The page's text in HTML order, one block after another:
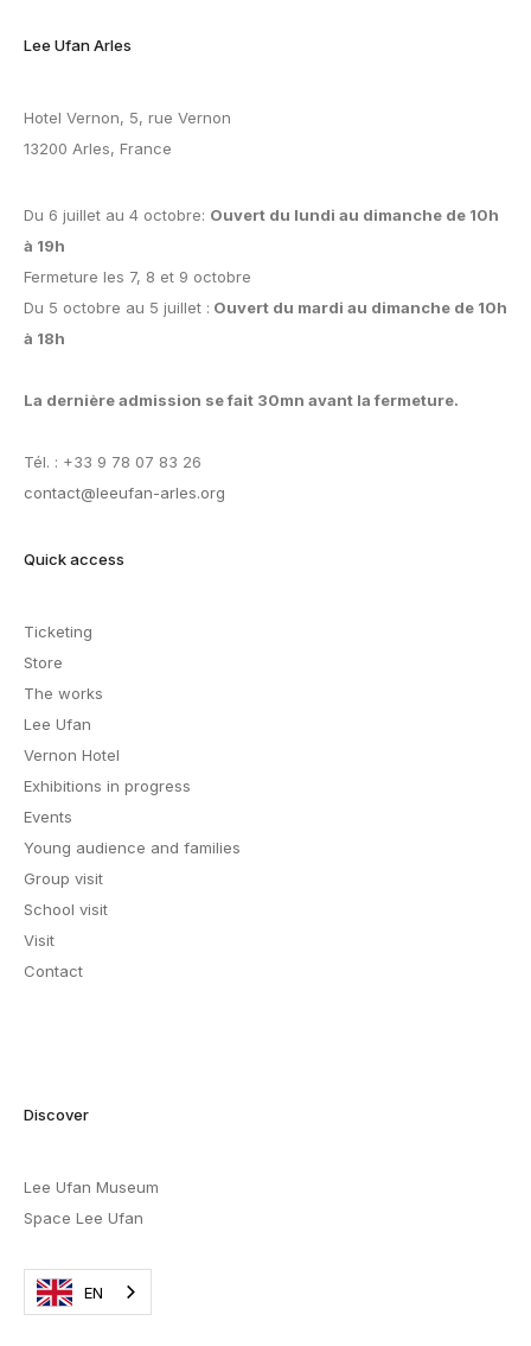
Lee Ufan Arles
Hotel Vernon, 5, rue Vernon
13200 Arles, France
Du 6 juillet au 4 octobre: Ouvert du lundi au dimanche de 10h
à 19h
Fermeture les 7, 8 et 9 octobre
Du 5 octobre au 5 juillet : Ouvert du mardi au dimanche de 10h
à 18h
La dernière admission se fait 30mn avant la fermeture.
Tél. : +33 9 78 07 83 26
contact@leeufan-arles.org
Quick access
Ticketing
Store
The works
Lee Ufan
Vernon Hotel
Exhibitions in progress
Events
Young audience and families
Group visit
School visit
Visit
Contact
Discover
Lee Ufan Museum
Space Lee Ufan
EN